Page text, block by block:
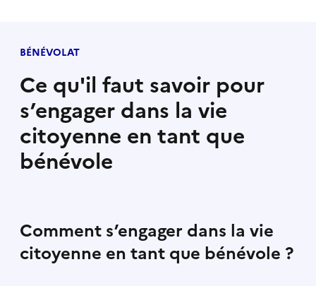
BÉNÉVOLAT
Ce qu'il faut savoir pour
s’engager dans la vie
citoyenne en tant que
bénévole
Comment s’engager dans la vie
citoyenne en tant que bénévole ?